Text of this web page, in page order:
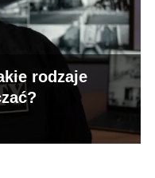
rodzaje